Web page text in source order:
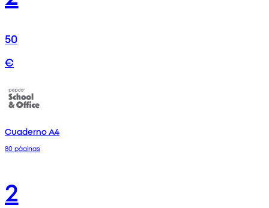
50
€
Cuaderno A4
80 páginas
2